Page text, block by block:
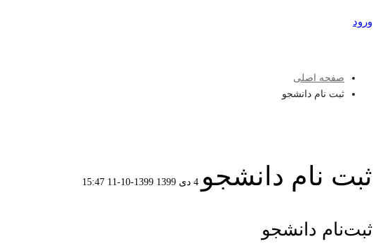
ورود
صفحه اصلی
ثبت نام دانشجو
ثبت نام دانشجو 4 دی 1399 1399-10-11 15:47
ثبت
ثبت‌نام دانشجو